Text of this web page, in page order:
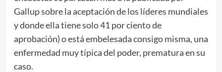
Gallup sobre la aceptación de los líderes mundiales
y donde ella tiene solo 41 por ciento de
aprobación) o está embelesada consigo misma, una
enfermedad muy típica del poder, prematura en su
caso.